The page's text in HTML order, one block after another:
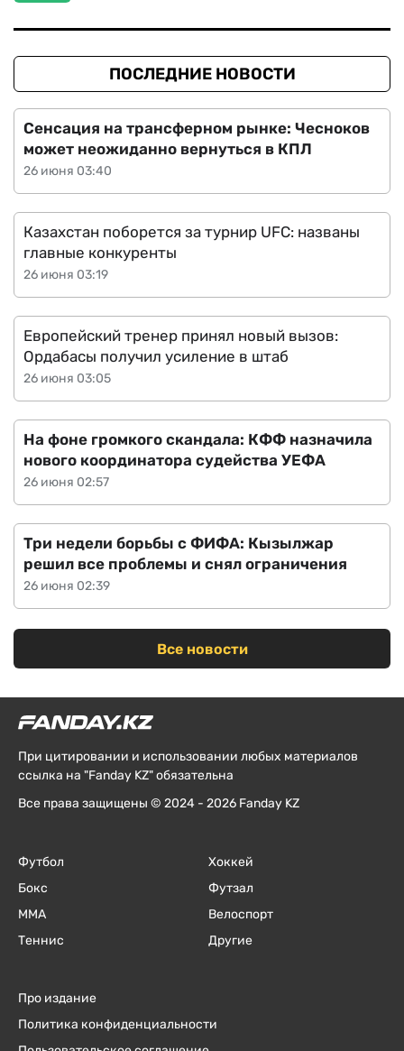
ПОСЛЕДНИЕ НОВОСТИ
26 июня 03:40
Сенсация на трансферном рынке: Чесноков
может неожиданно вернуться в КПЛ
26 июня 03:19
Казахстан поборется за турнир UFC: названы
главные конкуренты
26 июня 03:05
Европейский тренер принял новый вызов:
Ордабасы получил усиление в штаб
26 июня 02:57
На фоне громкого скандала: КФФ назначила
нового координатора судейства УЕФА
26 июня 02:39
Три недели борьбы с ФИФА: Кызылжар
решил все проблемы и снял ограничения
Все новости
При цитировании и использовании любых материалов
ссылка на "Fanday KZ" обязательна
Все права защищены © 2024 - 2026 Fanday KZ
Футбол
Бокс
ММА
Теннис
Хоккей
Футзал
Велоспорт
Другие
Про издание
Политика конфиденциальности